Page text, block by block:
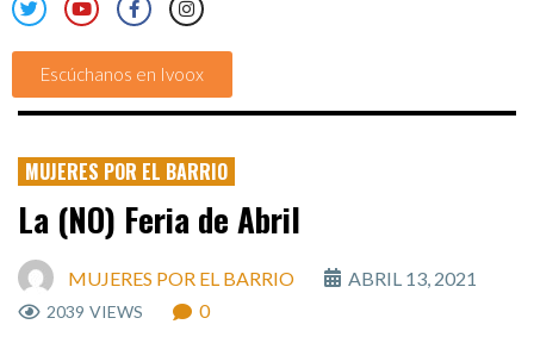
Escúchanos en Ivoox
MUJERES POR EL BARRIO
La (NO) Feria de Abril
MUJERES POR EL BARRIO ABRIL 13, 2021
2039 VIEWS 0